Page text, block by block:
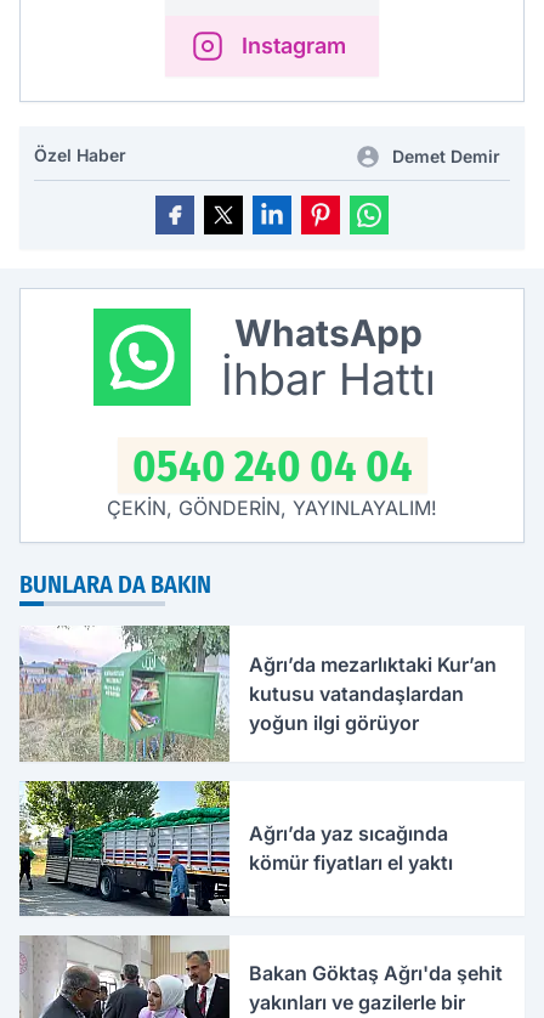
Instagram
Özel Haber Demet Demir
WhatsApp
İhbar Hattı
0540 240 04 04
ÇEKİN, GÖNDERİN, YAYINLAYALIM!
BUNLARA DA BAKIN
Ağrı’da mezarlıktaki Kur’an
kutusu vatandaşlardan
yoğun ilgi görüyor
Ağrı’da yaz sıcağında
kömür fiyatları el yaktı
Bakan Göktaş Ağrı'da şehit
yakınları ve gazilerle bir